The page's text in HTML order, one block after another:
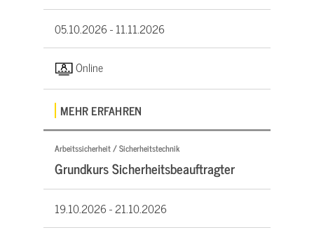
05.10.2026 -11.11.2026
Online
MEHR ERFAHREN
Arbeitssicherheit / Sicherheitstechnik
Grundkurs Sicherheitsbeauftragter
19.10.2026 -21.10.2026